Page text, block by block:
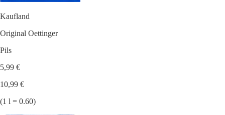
Kaufland
Original Oettinger
Pils
5,99 €
10,99 €
(1 l = 0.60)